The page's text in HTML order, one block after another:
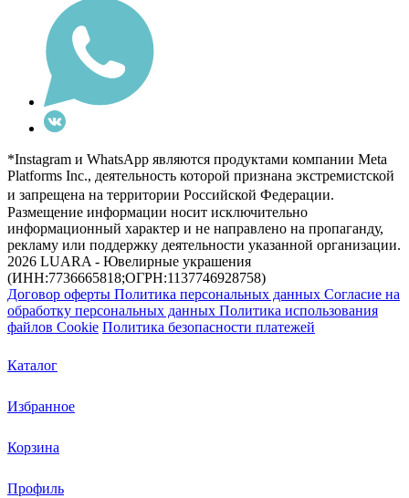
*Instagram и WhatsApp являются продуктами компании Meta
Platforms Inc., деятельность которой признана экстремистской
и запрещена на территории Российской Федерации.
Размещение информации носит исключительно
информационный характер и не направлено на пропаганду,
рекламу или поддержку деятельности указанной организации.
2026 LUARA - Ювелирные украшения
(ИНН:7736665818;ОГРН:1137746928758)
Договор оферты Политика персональных данных Согласие на
обработку персональных данных Политика использования
файлов Cookie Политика безопасности платежей
Каталог
Избранное
Корзина
Профиль